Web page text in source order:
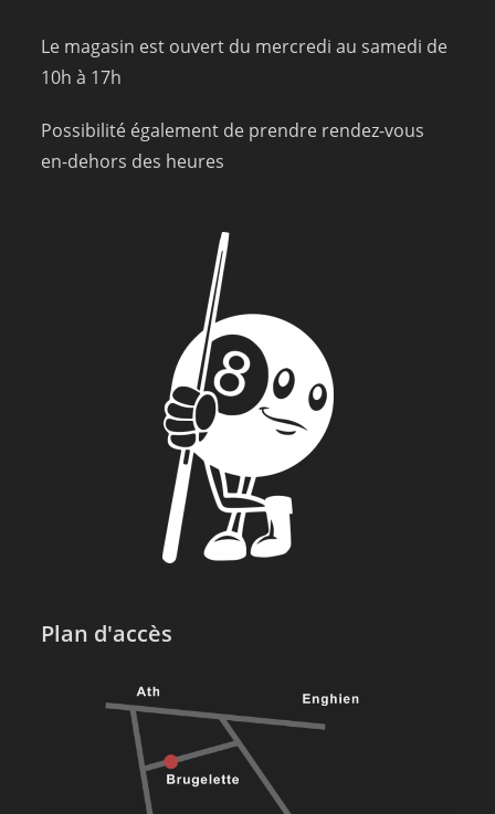
Le magasin est ouvert du mercredi au samedi de
10h à 17h
Possibilité également de prendre rendez-vous
en-dehors des heures
Plan d'accès